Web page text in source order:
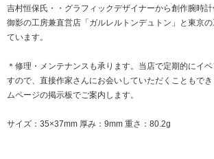
吉村恒保氏・・グラフィックデザイナーから創作腕時
御影の工房兼直営店「ガルレルトンデュトン」と東京
ています。
＊修理・メンテナンスも承ります。当店で定期的にイ
すので、直接作家さんにお会いしていただくこともで
ムページの掲示板でご案内します。
サイズ：35×37mm 厚み：9mm 重さ：80.2g